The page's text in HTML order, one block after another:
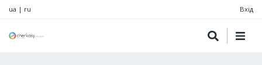
ua | ru Вхід